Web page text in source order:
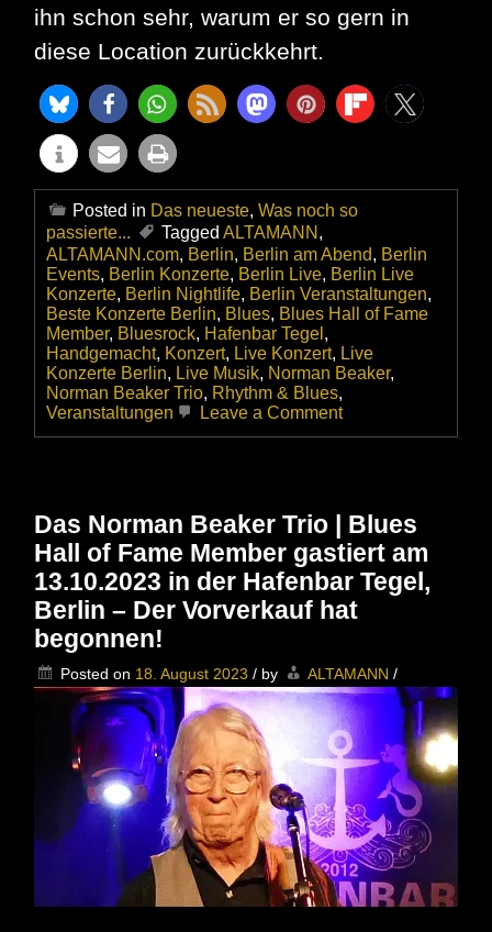
ihn schon sehr, warum er so gern in
diese Location zurückkehrt.
Posted in Das neueste, Was noch so
passierte...
Tagged ALTAMANN ,
ALTAMANN.com, Berlin, Berlin am Abend, Berlin
Events, Berlin Konzerte, Berlin Live, Berlin Live
Konzerte, Berlin Nightlife, Berlin Veranstaltungen,
Beste Konzerte Berlin, Blues, Blues Hall of Fame
Member, Bluesrock, Hafenbar Tegel ,
Handgemacht, Konzert, Live Konzert, Live
Konzerte Berlin, Live Musik, Norman Beaker,
Norman Beaker Trio, Rhythm & Blues,
Veranstaltungen
Leave a Commenton
Blues
Hall
Fame
Member
13.10.2023
in
der
Hafenbar
Tegel,
Berlin
–
INTERVIEW
+++
JETZT
IM
VORVERKAUF!
+++
Das Norman Beaker Trio | Blues
Hall of Fame Member gastiert am
13.10.2023 in der Hafenbar Tegel,
Berlin – Der Vorverkauf hat
begonnen!
Posted on 18. August 2023 / by ALTAMANN /